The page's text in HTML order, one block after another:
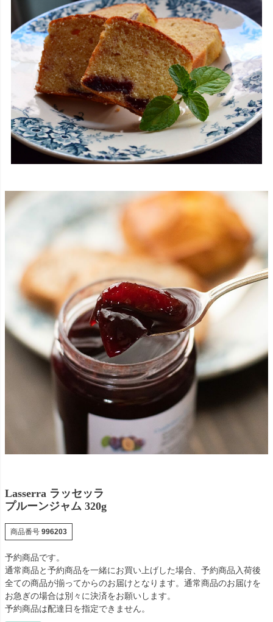
Lasserra ラッセッラ
プルーンジャム 320g
商品番号 996203
予約商品です。
通常商品と予約商品を一緒にお買い上げした場合、予約商品入荷後
全ての商品が揃ってからのお届けとなります。通常商品のお届けを
お急ぎの場合は別々に決済をお願いします。
予約商品は配達日を指定できません。